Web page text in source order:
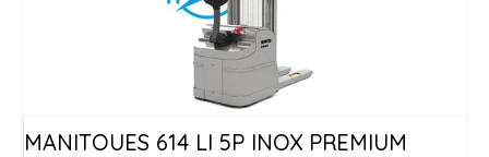
MANITOUES 614 LI 5P INOX PREMIUM